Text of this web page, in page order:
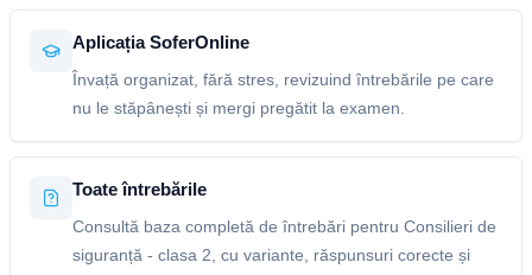
Aplicația SoferOnline
Învață organizat, fără stres, revizuind întrebările pe care
nu le stăpânești și mergi pregătit la examen.
Toate întrebările
Consultă baza completă de întrebări pentru Consilieri de
siguranță - clasa 2, cu variante, răspunsuri corecte și